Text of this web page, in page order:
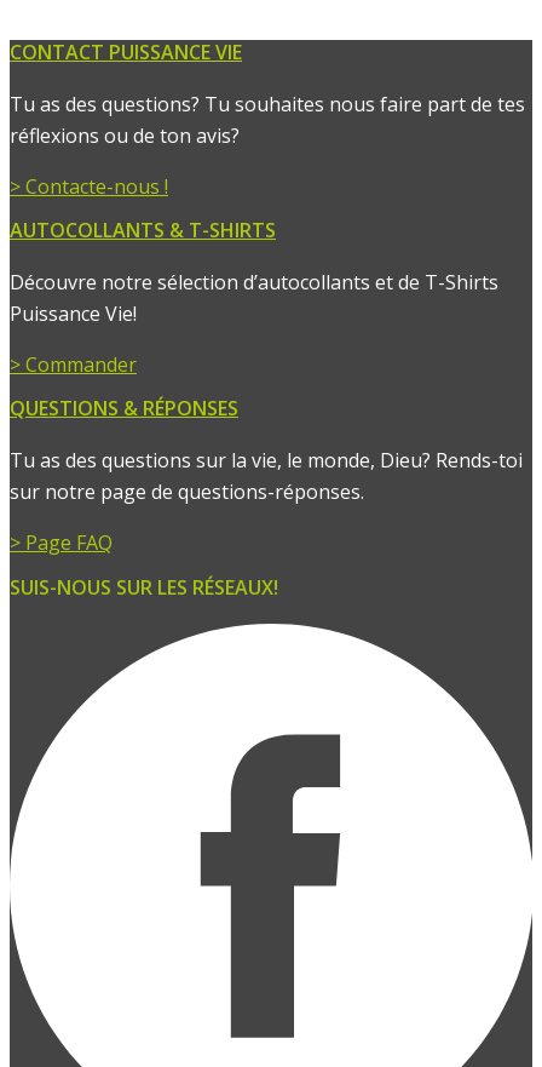
CONTACT PUISSANCE VIE
Tu as des questions? Tu souhaites nous faire part de tes
réflexions ou de ton avis?
> Contacte-nous !
AUTOCOLLANTS & T-SHIRTS
Découvre notre sélection d’autocollants et de T-Shirts
Puissance Vie!
> Commander
QUESTIONS & RÉPONSES
Tu as des questions sur la vie, le monde, Dieu? Rends-toi
sur notre page de questions-réponses.
> Page FAQ
SUIS-NOUS SUR LES RÉSEAUX!